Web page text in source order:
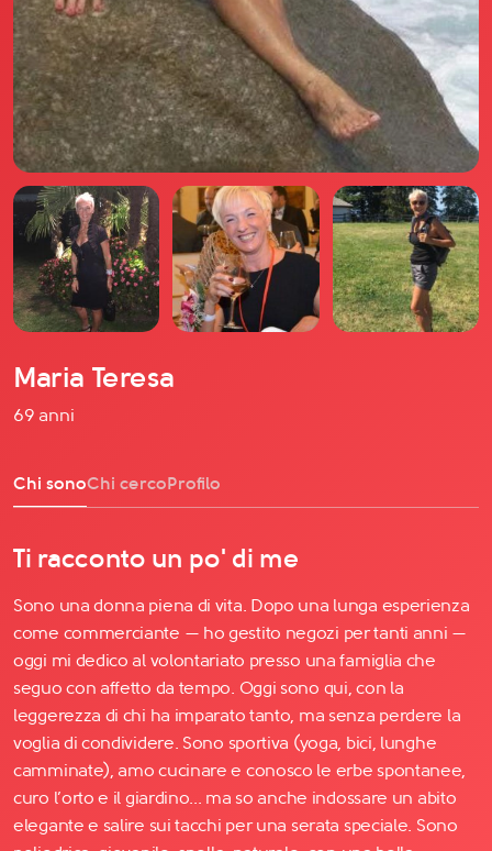
Impegno Sociale
Le nostre sedi
Facebook
YouTube
Instagram
TikTok
Maria Teresa
69 anni
Chi sonoChi cercoProfilo
Ti racconto un po' di me
Sono una donna piena di vita. Dopo una lunga esperienza
come commerciante — ho gestito negozi per tanti anni —
oggi mi dedico al volontariato presso una famiglia che
seguo con affetto da tempo. Oggi sono qui, con la
leggerezza di chi ha imparato tanto, ma senza perdere la
voglia di condividere. Sono sportiva (yoga, bici, lunghe
camminate), amo cucinare e conosco le erbe spontanee,
curo l’orto e il giardino... ma so anche indossare un abito
elegante e salire sui tacchi per una serata speciale. Sono